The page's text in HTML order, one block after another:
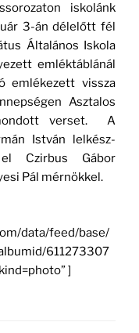
iskolánk
3-án délelőtt fél
Általános Iskola
emléktáblánál
emlékezett vissza
Asztalos
verset. A
István lelkész-
Czirbus Gábor
Pál mérnökkel.
data/feed/base/
611273307
]